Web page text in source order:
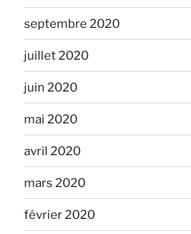
septembre 2020
juillet 2020
juin 2020
mai 2020
avril 2020
mars 2020
février 2020